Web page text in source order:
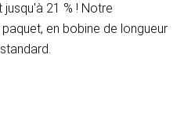
21 % ! Notre
en bobine de longueur